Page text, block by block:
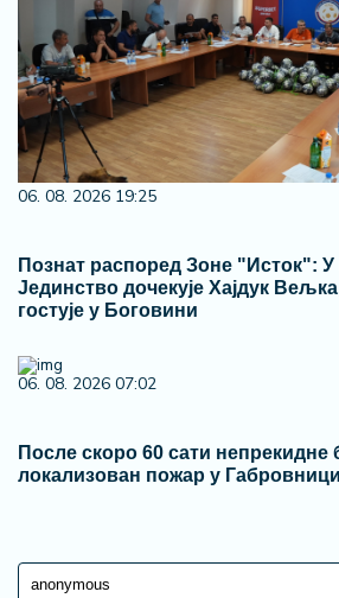
06. 08. 2026 19:25
Познат распоред Зоне "Исток":
Јединство дочекује Хајдук
гостује у Боговини
06. 08. 2026 07:02
После скоро 60 сати непрекидне
локализован пожар у Габровници